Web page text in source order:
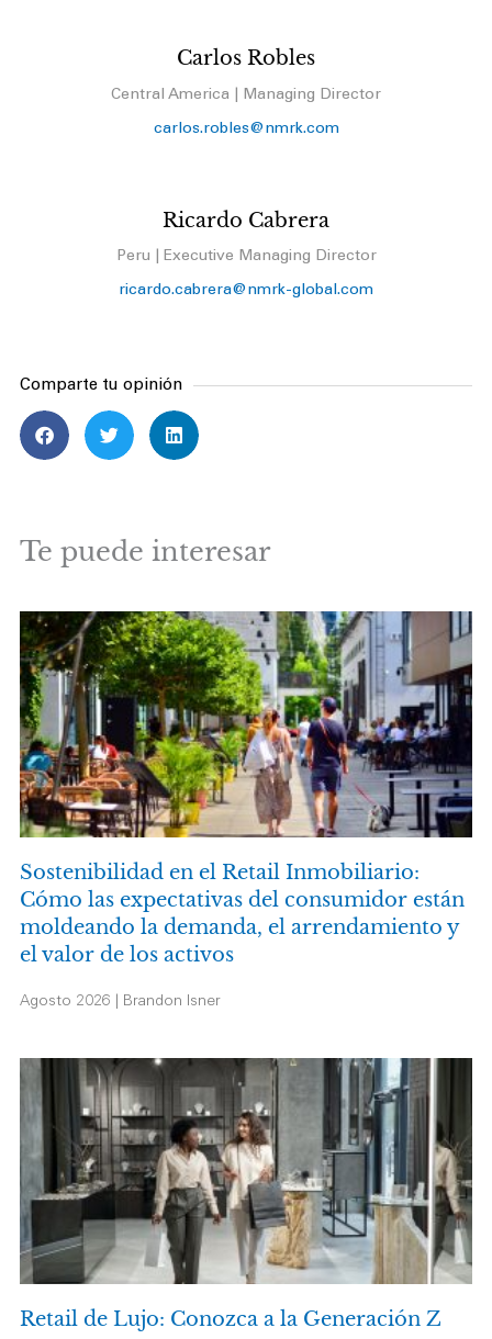
Carlos Robles
Central America | Managing Director
carlos.robles@nmrk.com
Ricardo Cabrera
Peru | Executive Managing Director
ricardo.cabrera@nmrk-global.com
Comparte tu opinión
Te puede interesar
Sostenibilidad en el Retail Inmobiliario:
Cómo las expectativas del consumidor están
moldeando la demanda, el arrendamiento y
el valor de los activos
Agosto 2026 | Brandon Isner
Retail de Lujo: Conozca a la Generación Z